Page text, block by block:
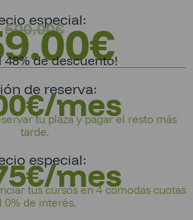
especial:
500.00€ €
48% de descuento!
de reserva:
mes
tu plaza y pagar el resto más
tarde.
especial:mes
tus cursos en 4 cómodas cuotas
0% de interés.